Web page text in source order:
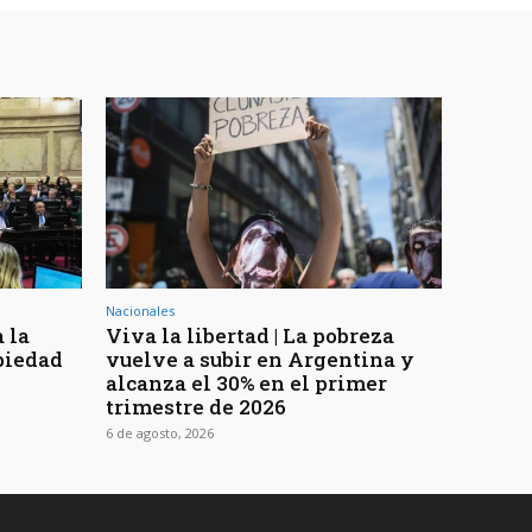
la
Nacionales
Viva la libertad | La pobreza
vuelve a subir en Argentina y
alcanza el 30% en el primer
trimestre de 2026
6 de agosto, 2026